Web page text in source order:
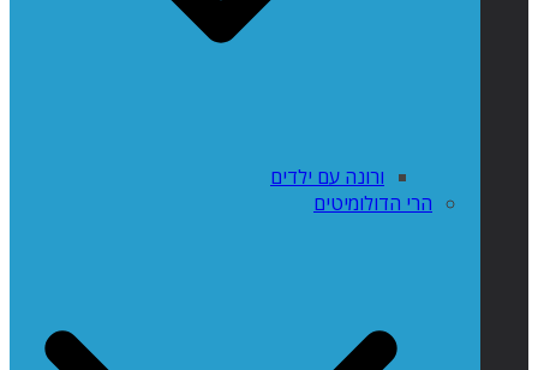
ורונה עם ילדים
הרי הדולומיטים